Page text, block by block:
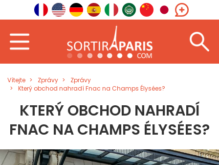
Vítejte Zprávy
Zprávy
Který obchod nahradí Fnac na Champs Élysées?
KTERÝ OBCHOD NAHRADÍ
FNAC NA CHAMPS ÉLYSÉES?